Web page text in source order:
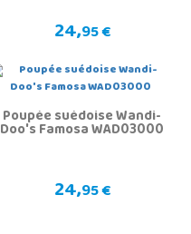
24,95 €
Poupée suédoise Wandi-
Doo's Famosa WAD03000
24,95 €